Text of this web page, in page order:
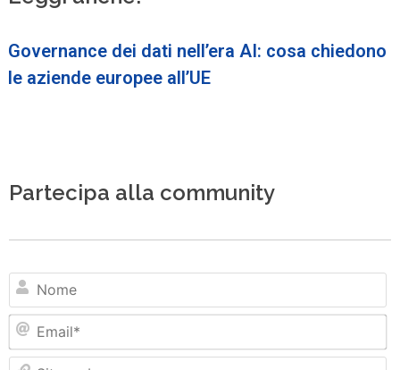
Governance dei dati nell’era AI: cosa chiedono
le aziende europee all’UE
Partecipa alla community